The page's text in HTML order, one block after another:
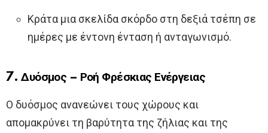
Κράτα μια σκελίδα σκόρδο στη δεξιά τσέπη σε
ημέρες με έντονη ένταση ή ανταγωνισμό.
7. Δυόσμος – Ροή Φρέσκιας Ενέργειας
Ο δυόσμος ανανεώνει τους χώρους και
απομακρύνει τη βαρύτητα της ζήλιας και της